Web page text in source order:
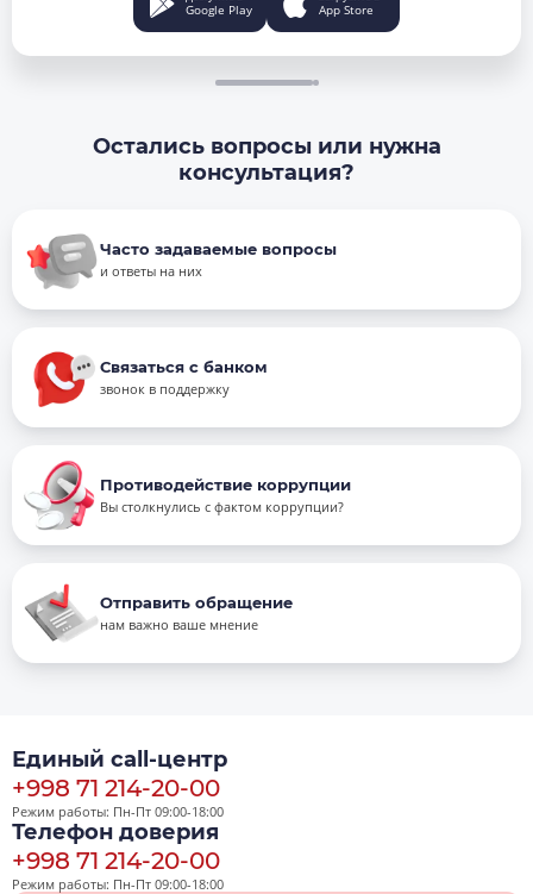
Google Play App Store
Остались вопросы или нужна
консультация?
Часто задаваемые вопросы
и ответы на них
Связаться с банком
звонок в поддержку
Противодействие коррупции
Вы столкнулись с фактом коррупции?
Отправить обращение
нам важно ваше мнение
Единый call-центр
+998 71 214-20-00
Режим работы: Пн-Пт 09:00-18:00
Телефон доверия
+998 71 214-20-00
Режим работы: Пн-Пт 09:00-18:00